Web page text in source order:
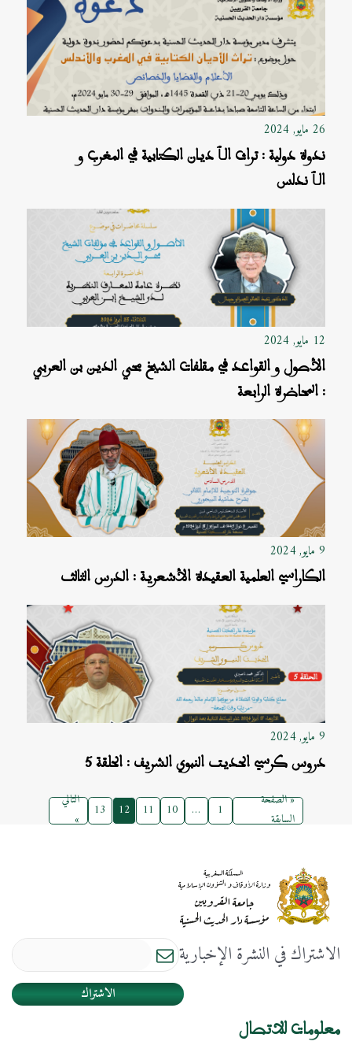
26 مايو, 2024
ندوة دولية : تراث الٱديان الكتابية في المغرب و
الٱندلس
12 مايو, 2024
الأصول و القواعد في مقلفات الشيخ محي الدين بن العربي
: المحاضرة الرابعة
9 مايو, 2024
الكاراسي العلمية العقيدة الأشعرية : الدرس الثالث
9 مايو, 2024
دروس كرسي الحديت النبوي الشريف : الحلقة 5
« الصفحة
السابقة
1
…
10
11
12
13
التالي
»
الاشتراك في النشرة الإخبارية
الاشتراك
معلومات للاتصال